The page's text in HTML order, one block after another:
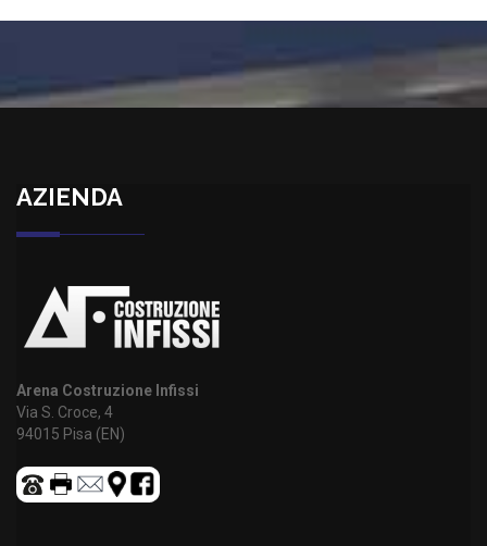
AZIENDA
Arena Costruzione Infissi
Via S. Croce, 4
94015 Pisa (EN)